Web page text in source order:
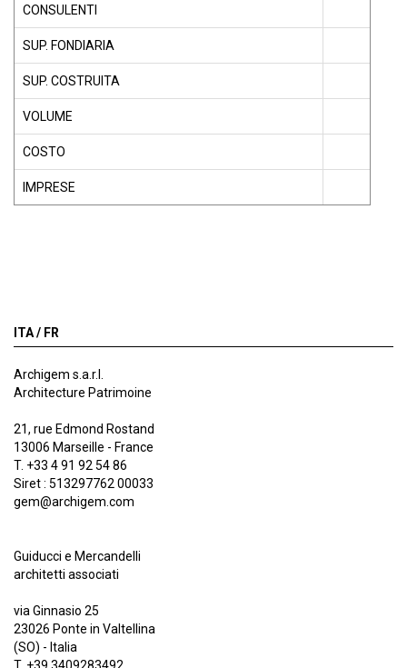
CONSULENTI
SUP. FONDIARIA
SUP. COSTRUITA
VOLUME
COSTO
IMPRESE
ITA / FR
Archigem s.a.r.l.
Architecture Patrimoine
21, rue Edmond Rostand
13006 Marseille - France
T. +33 4 91 92 54 86
Siret : 513297762 00033
gem@archigem.com
Guiducci e Mercandelli
architetti associati
via Ginnasio 25
23026 Ponte in Valtellina
(SO) - Italia